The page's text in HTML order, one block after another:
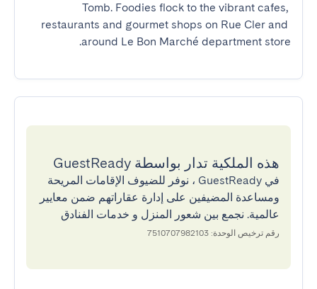
Tomb. Foodies flock to the vibrant cafes,
restaurants and gourmet shops on Rue Cler and
around Le Bon Marché department store.
هذه الملكية تدار بواسطة GuestReady
في GuestReady ، نوفر للضيوف الإقامات المريحة
ومساعدة المضيفين على إدارة عقاراتهم ضمن معايير
عالمية. نجمع بين شعور المنزل و خدمات الفنادق
رقم ترخيص الوحدة: 7510707982103